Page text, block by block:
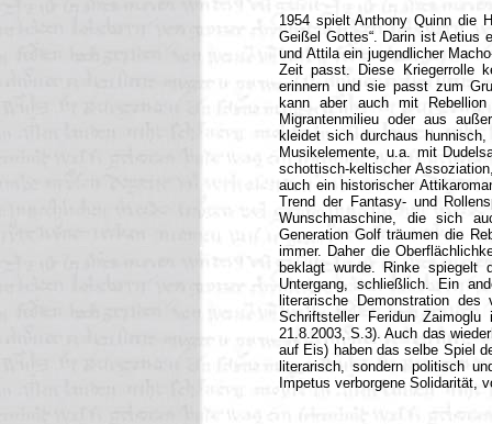
1954 spielt Anthony Quinn die
Geißel Gottes“. Darin ist Aetius
und Attila ein jugendlicher
Zeit passt. Diese Kriegerrolle
erinnern und sie passt zum
kann aber auch mit
Migrantenmilieu oder aus
kleidet sich durchaus
Musikelemente, u.a. mit
schottisch-keltischer
auch ein historischer
Trend der Fantasy- und
Wunschmaschine, die sich
Generation Golf träumen die
immer. Daher die
beklagt wurde. Rinke spiegelt
Untergang, schließlich. Ein
literarische Demonstration
Schriftsteller Feridun
21.8.2003, S.3). Auch das
auf Eis) haben das selbe Spiel
literarisch, sondern politisch
Impetus verborgene Solidarität,